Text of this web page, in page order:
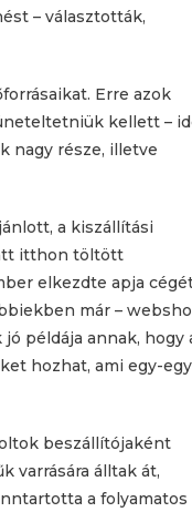
– választották,
Erre azok
kellett –
nagy része, illetve
a kiszállítási
itthon töltött
elkezdte apja
már –
példája annak, hogy
hozhat, ami egy-egy
beszállítójaként
varrására álltak át,
a folyamatos